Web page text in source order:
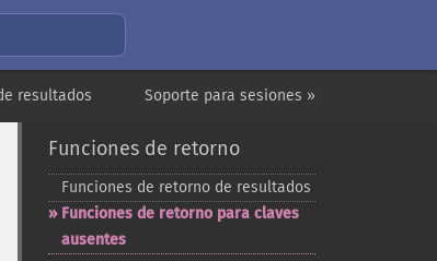
Soporte para sesiones »
resultados
Funciones de retorno
Funciones de retorno de resultados
Funciones de retorno para claves
ausentes